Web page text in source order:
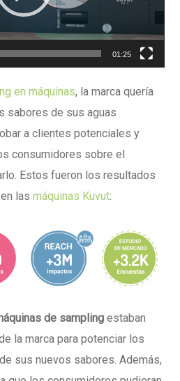
01:25
en máquinas, la marca quería
sabores de sus aguas
a clientes potenciales y
consumidores sobre el
Estos fueron los resultados
en lasmáquinas Kuvut:
de sampling estaban
la marca para potenciar los
sus nuevos sabores. Además,